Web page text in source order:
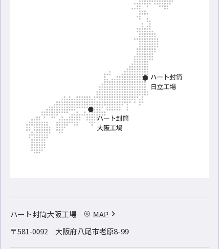
ハート封筒大阪工場
〒581-0092 大阪府八尾市老原8-99
MAP